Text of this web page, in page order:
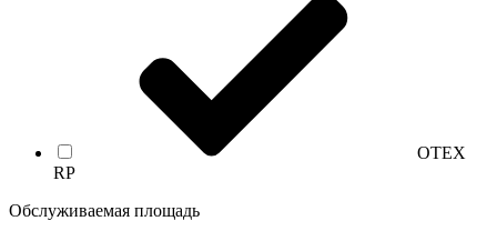
OTEX
RP
Обслуживаемая площадь